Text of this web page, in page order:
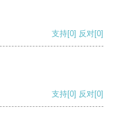
支持[0] 反对[0]
支持[0] 反对[0]